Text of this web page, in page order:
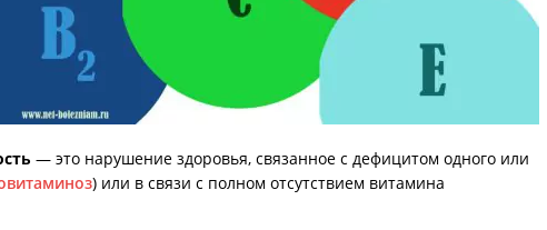
— это нарушение здоровья, связанное с дефицитом одного или
) или в связи с полном отсутствием витамина